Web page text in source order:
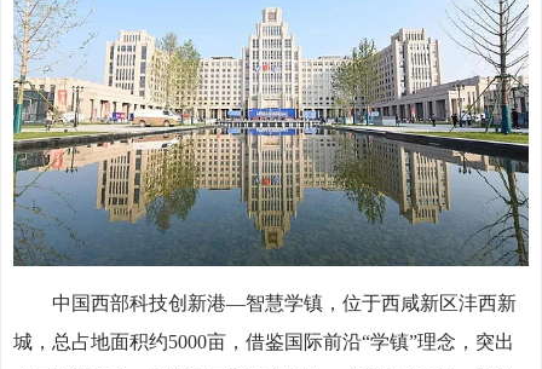
中国西部科技创新港—智慧学镇，位于西咸新区沣西新
城，总占地面积约5000亩，借鉴国际前沿“学镇”理念，突出